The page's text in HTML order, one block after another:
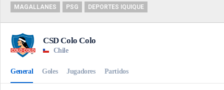
MAGALLANES
PSG DEPORTES IQUIQUE